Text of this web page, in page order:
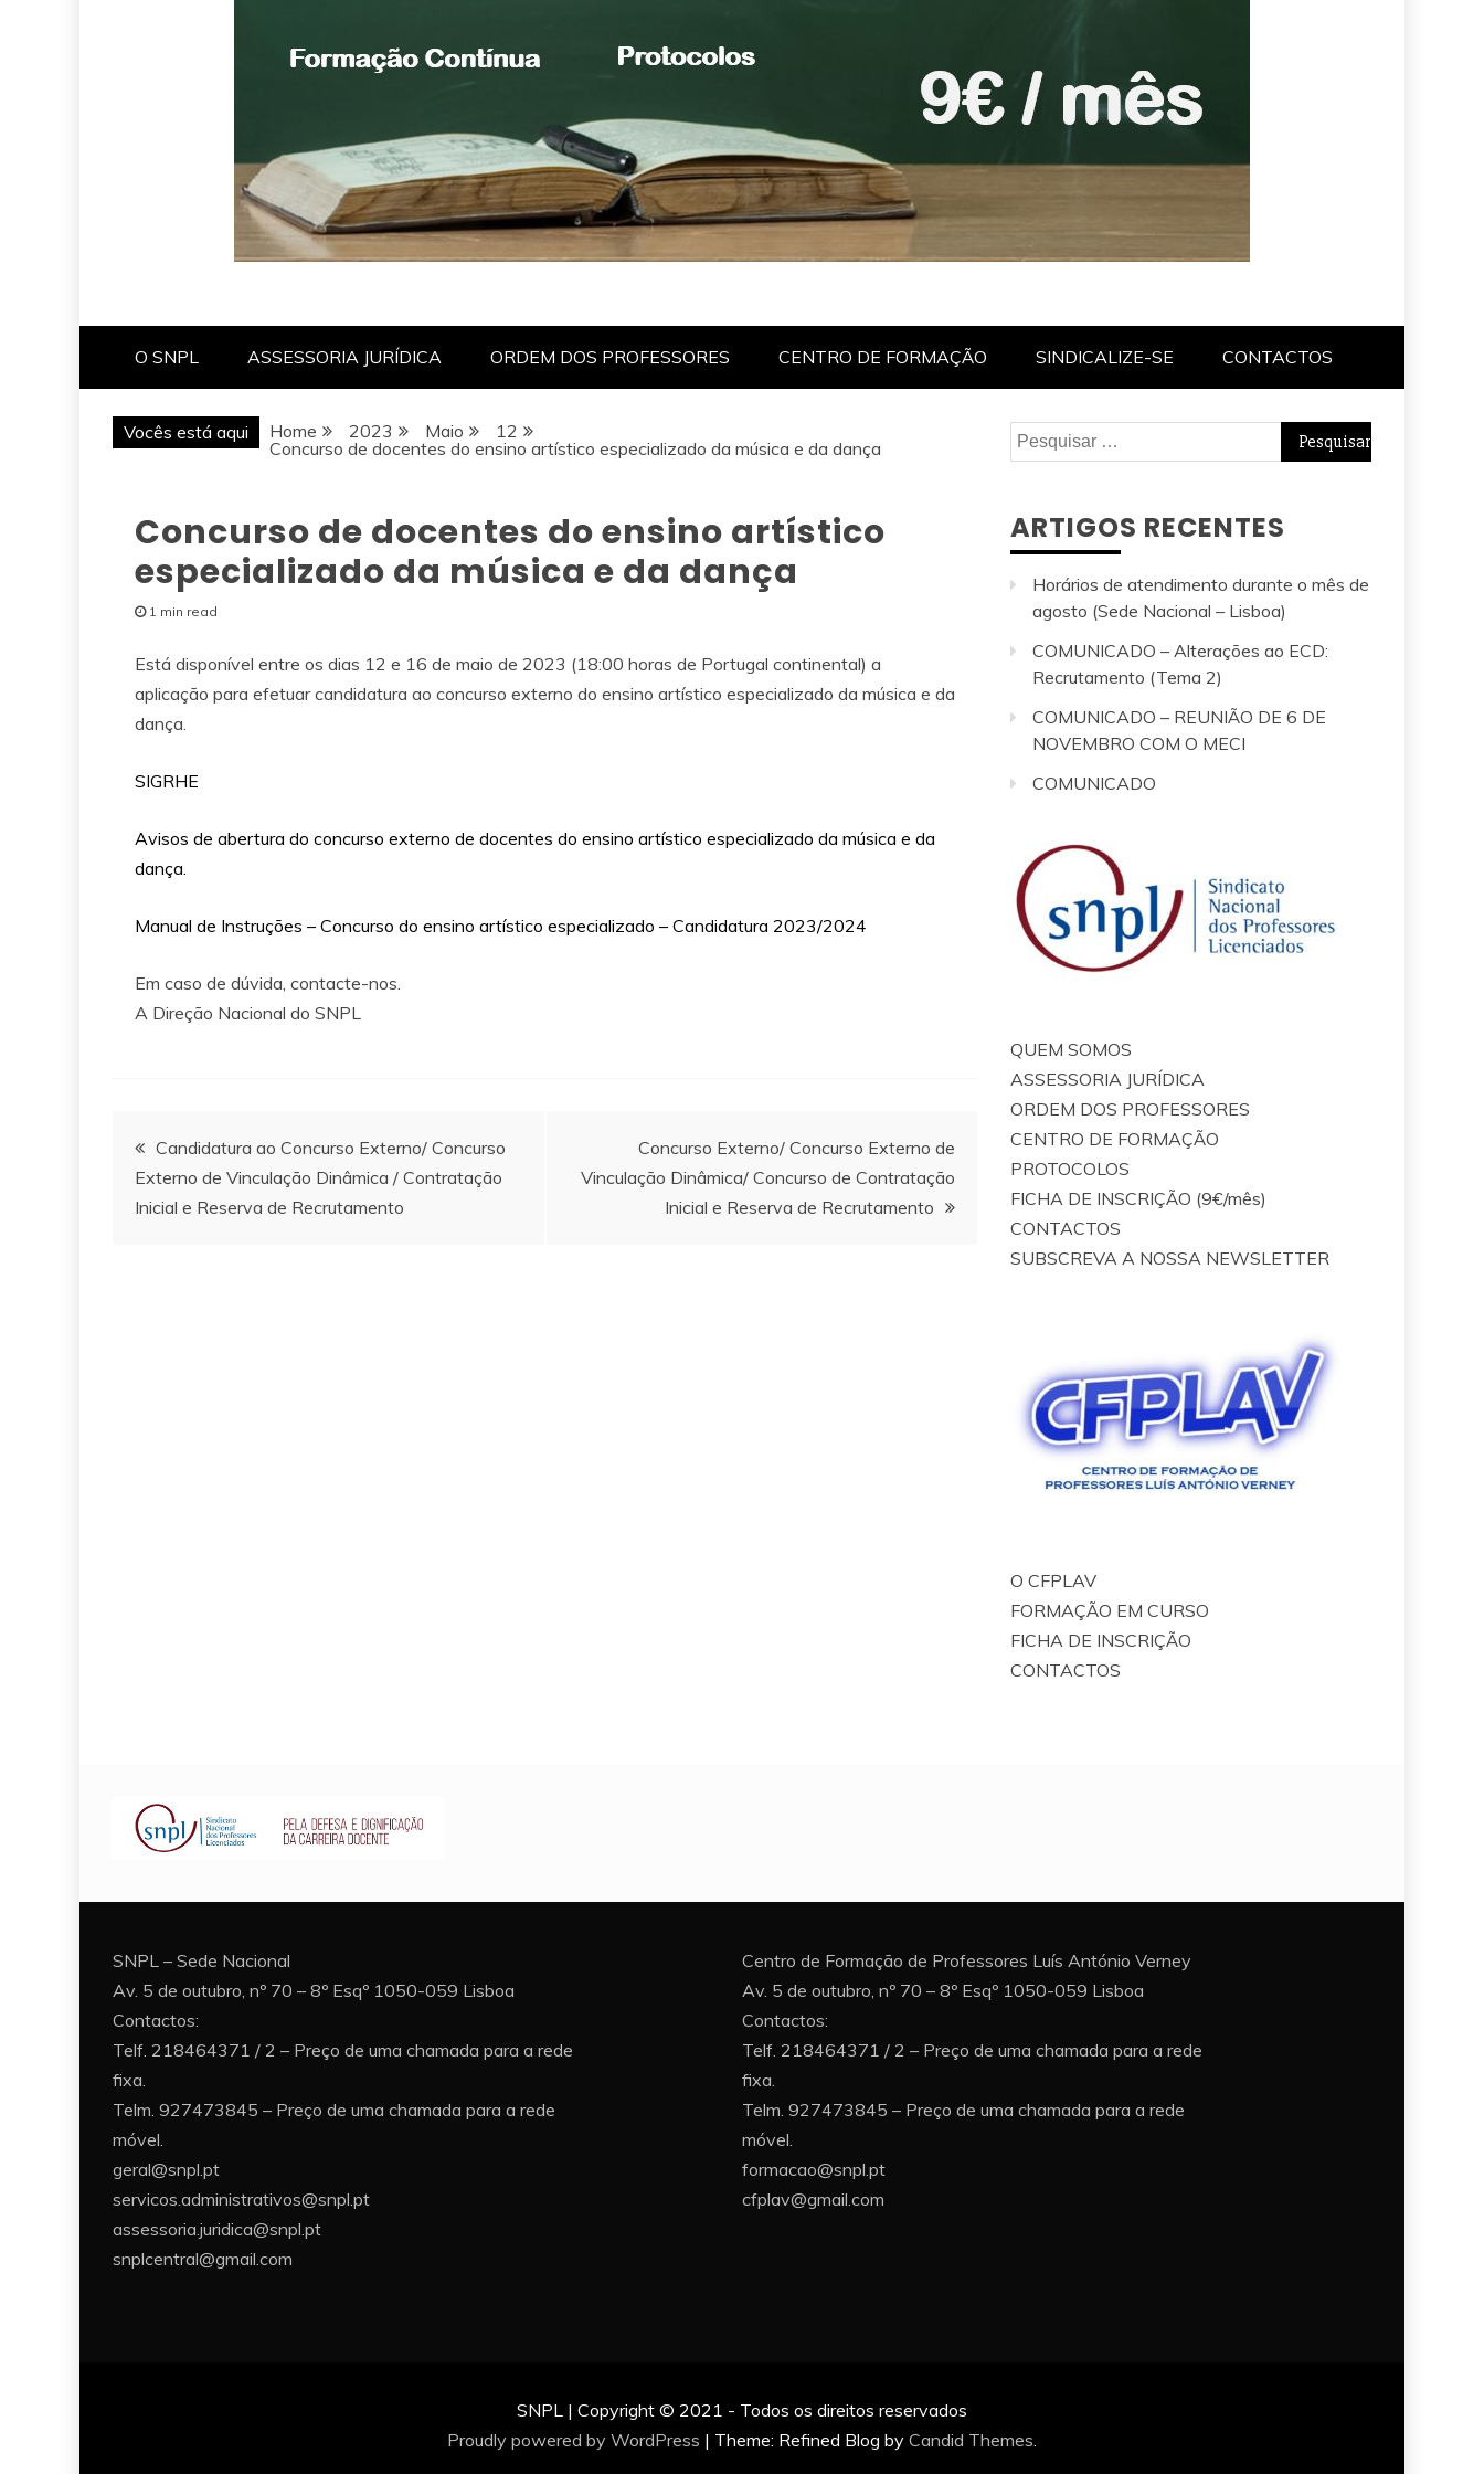
O SNPL ASSESSORIA JURÍDICA ORDEM DOS PROFESSORES CENTRO DE FORMAÇÃO SINDICALIZE-SE CONTACTOS
Vocês está aqui Home 2023 Maio
12
Concurso de docentes do ensino artístico especializado da música e da dança
Concurso de docentes do ensino artístico
especializado da música e da dança
1 min read
Está disponível entre os dias 12 e 16 de maio de 2023 (18:00 horas de Portugal continental) a
aplicação para efetuar candidatura ao concurso externo do ensino artístico especializado da música e da
dança.
SIGRHE
Avisos de abertura do concurso externo de docentes do ensino artístico especializado da música e da
dança.
Manual de Instruções – Concurso do ensino artístico especializado – Candidatura 2023/2024
Em caso de dúvida, contacte-nos.
A Direção Nacional do SNPL
Navegação
de
Candidatura ao Concurso Externo/ Concurso
Externo de Vinculação Dinâmica / Contratação
Inicial e Reserva de Recrutamento
Concurso Externo/ Concurso Externo de
Vinculação Dinâmica/ Concurso de Contratação
Inicial e Reserva de Recrutamento
Pesquisar
por:
ARTIGOS RECENTES
Horários de atendimento durante o mês de
agosto (Sede Nacional – Lisboa)
COMUNICADO – Alterações ao ECD:
Recrutamento (Tema 2)
COMUNICADO – REUNIÃO DE 6 DE
NOVEMBRO COM O MECI
COMUNICADO
QUEM SOMOS
ASSESSORIA JURÍDICA
ORDEM DOS PROFESSORES
CENTRO DE FORMAÇÃO
PROTOCOLOS
FICHA DE INSCRIÇÃO (9€/mês)
CONTACTOS
SUBSCREVA A NOSSA NEWSLETTER
O CFPLAV
FORMAÇÃO EM CURSO
FICHA DE INSCRIÇÃO
CONTACTOS
SNPL – Sede Nacional
Av. 5 de outubro, nº 70 – 8º Esqº 1050-059 Lisboa
Contactos:
Telf. 218464371 / 2 – Preço de uma chamada para a rede
fixa.
Telm. 927473845 – Preço de uma chamada para a rede
móvel.
geral@snpl.pt
servicos.administrativos@snpl.pt
assessoria.juridica@snpl.pt
snplcentral@gmail.com
Centro de Formação de Professores Luís António Verney
Av. 5 de outubro, nº 70 – 8º Esqº 1050-059 Lisboa
Contactos:
Telf. 218464371 / 2 – Preço de uma chamada para a rede
fixa.
Telm. 927473845 – Preço de uma chamada para a rede
móvel.
formacao@snpl.pt
cfplav@gmail.com
SNPL | Copyright © 2021 - Todos os direitos reservados
Proudly powered by WordPress | Theme: Refined Blog by Candid Themes.